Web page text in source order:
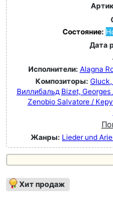
Состояние:
Дата
Исполнители: Alagna
Композиторы:
Виллибальд Bizet,
Zenobio Salvatore /
Жанры: Lieder und
Хит продаж